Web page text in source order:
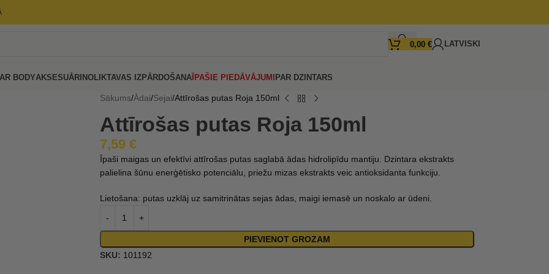
0,00 € LATVISKI
BODYAKSESUĀRINOLIKTAVAS IZPĀRDOŠANAĪPAŠIE PIEDĀVĀJUMIPAR DZINTARS
Sākums Ādai Sejai Attīrošas putas Roja 150ml
Attīrošas putas Roja 150ml
7,59 €
Īpaši maigas un efektīvi attīrošas putas saglabā ādas hidrolipīdu mantiju. Dzintara ekstrakts
palielina šūnu enerģētisko potenciālu, priežu mizas ekstrakts veic antioksidanta funkciju.
Lietošana: putas uzklāj uz samitrinātas sejas ādas, maigi iemasē un noskalo ar ūdeni.
PIEVIENOT GROZAM
SKU: 101192